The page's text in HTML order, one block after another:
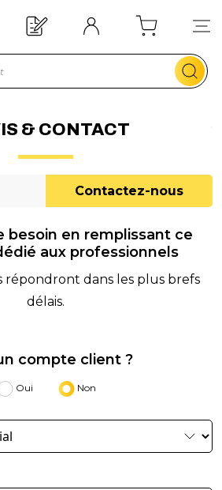
& CONTACT
Contactez-nous
besoin en remplissant ce
aux professionnels
répondront dans les plus brefs
délais.
compte client ?
Oui
Non